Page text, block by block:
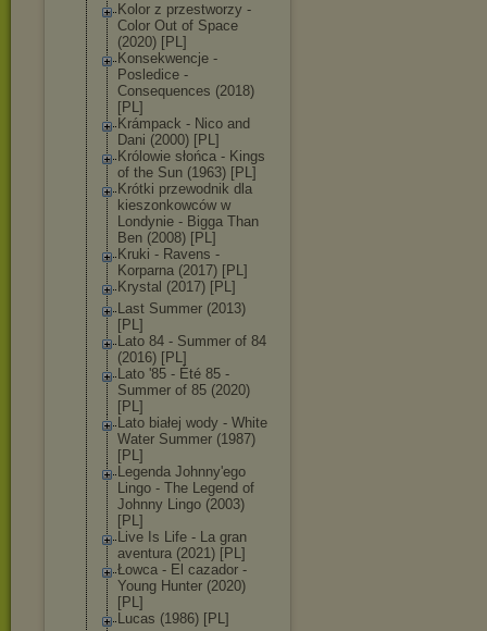
Kolor z przestworzy -
Color Out of Space
(2020) [PL]
Konsekwencje -
Posledice -
Consequences (2018)
[PL]
Krámpack - Nico and
Dani (2000) [PL]
Królowie słońca - Kings
of the Sun (1963) [PL]
Krótki przewodnik dla
kieszonkowców w
Londynie - Bigga Than
Ben (2008) [PL]
Kruki - Ravens -
Korparna (2017) [PL]
Krystal (2017) [PL]
Last Summer (2013)
[PL]
Lato 84 - Summer of 84
(2016) [PL]
Lato '85 - Été 85 -
Summer of 85 (2020)
[PL]
Lato białej wody - White
Water Summer (1987)
[PL]
Legenda Johnny'ego
Lingo - The Legend of
Johnny Lingo (2003)
[PL]
Live Is Life - La gran
aventura (2021) [PL]
Łowca - El cazador -
Young Hunter (2020)
[PL]
Lucas (1986) [PL]